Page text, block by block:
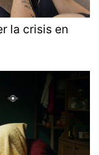
la crisis en